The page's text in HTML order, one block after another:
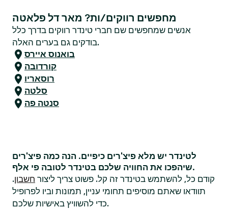
מחפשים רווקים/ות? מאר דל פלאטה
אנשים שמחפשים שם חברי טינדר רווקים בדרך כלל
בודקים גם בערים האלה.
בואנוס איירס
קורדובה
רוסאריו
סלטה
סנטה פה
לטינדר יש מלא פיצ'רים כיפיים. הנה כמה פיצ'רים
שיהפכו את החוויה שלכם בטינדר לטובה פי אלף.
קודם כל, להשתמש בטינדר זה קל. פשוט צריך ליצור חשבון.
תוודאו שאתם מוסיפים תחומי עניין, תמונות וביו לפרופיל
כדי להשוויץ באישיות שלכם.